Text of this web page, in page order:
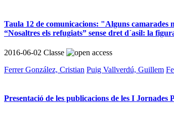
Taula 12 de comunicacions: "Alguns camarades
“Nosaltres els refugiats” sense dret d´asil: la
2016-06-02 Classe
Ferrer González, Cristian Puig Vallverdú, Guillem
Presentació de les publicacions de les I